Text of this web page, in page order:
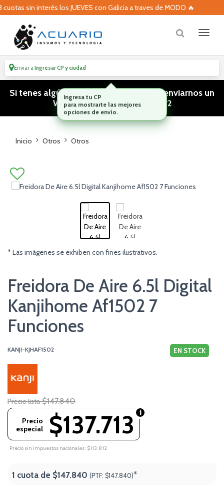
sin interés los JUEVES con Galicia a traves de MODO 🔥
Enviar aIngresar CP y ciudad
Si tenes algún tipo de consulta podes enviarnos un
WhatsApp! (011) 15 5386 3812
Inicio Otros Otros
* Las imágenes se exhiben con fines ilustrativos.
Freidora De Aire 6.5l Digital
Kanjihome Af1502 7
Funciones
KANJI-KJHAF1502 EN STOCK
Precio lista $147.840
$137.713
Precio
especial
Precio sin impuestos nacionales: $113.812
1 cuota de $147.840 (PTF: $147.840)*